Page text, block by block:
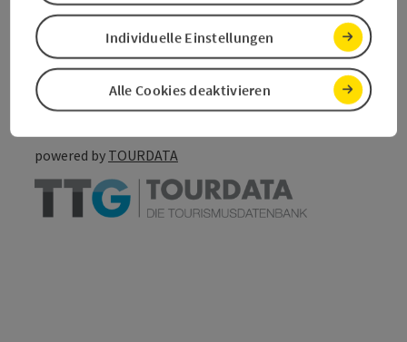
Beitrag merken
zum Merkzettel
PDF erstellen
Beitrag drucken
In der Nähe
powered by TOURDATA
Alle Cookies deaktivieren
Individuelle Einstellungen